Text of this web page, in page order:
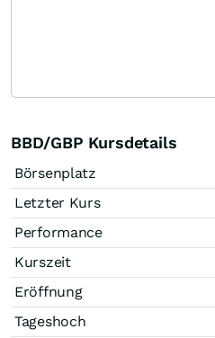
BBD/GBP Kursdetails
Börsenplatz
Letzter Kurs
Performance
Kurszeit
Eröffnung
Tageshoch